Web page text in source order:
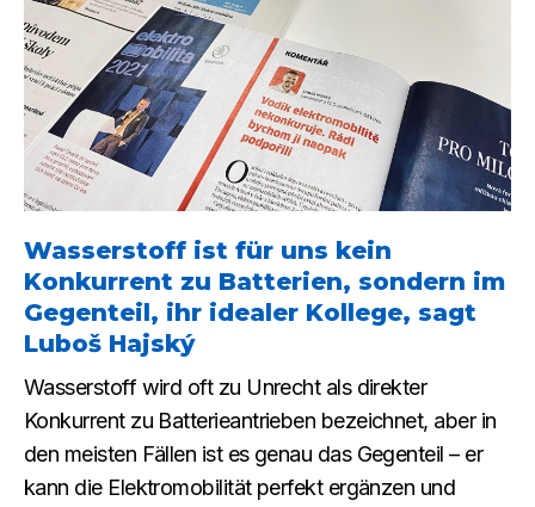
Wasserstoff ist für uns kein
Konkurrent zu Batterien, sondern im
Gegenteil, ihr idealer Kollege, sagt
Luboš Hajský
Wasserstoff wird oft zu Unrecht als direkter
Konkurrent zu Batterieantrieben bezeichnet, aber in
den meisten Fällen ist es genau das Gegenteil – er
kann die Elektromobilität perfekt ergänzen und